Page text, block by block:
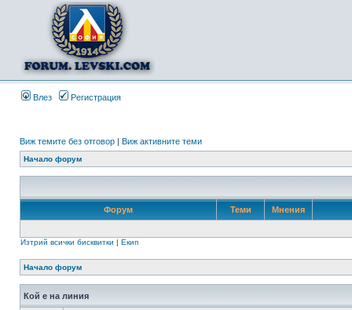
Влез Регистрация
Виж темите без отговор | Виж активните теми
Начало форум
Форум Теми Мнения
Изтрий всички бисквитки | Екип
Начало форум
Кой е на линия